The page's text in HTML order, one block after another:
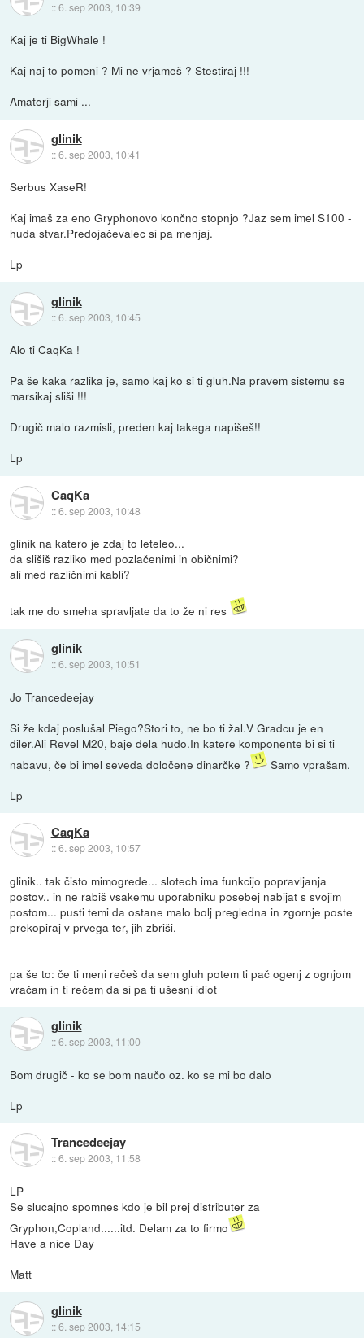
::6. sep 2003, 10:39
Kaj je ti BigWhale !
Kaj naj to pomeni ? Mi ne vrjameš ? Stestiraj !!!
Amaterji sami ...
glinik
::6. sep 2003, 10:41
Serbus XaseR!
Kaj imaš za eno Gryphonovo končno stopnjo ?Jaz sem imel S100 -
huda stvar.Predojačevalec si pa menjaj.
Lp
glinik
::6. sep 2003, 10:45
Alo ti CaqKa !
Pa še kaka razlika je, samo kaj ko si ti gluh.Na pravem sistemu se
marsikaj sliši !!!
Drugič malo razmisli, preden kaj takega napišeš!!
Lp
CaqKa
::6. sep 2003, 10:48
glinik na katero je zdaj to leteleo...
da slišiš razliko med pozlačenimi in običnimi?
ali med različnimi kabli?
tak me do smeha spravljate da to že ni res
glinik
::6. sep 2003, 10:51
Jo Trancedeejay
Si že kdaj poslušal Piego?Stori to, ne bo ti žal.V Gradcu je en
diler.Ali Revel M20, baje dela hudo.In katere komponente bi si ti
nabavu, če bi imel seveda določene dinarčke ?
Samo vprašam.
Lp
CaqKa
::6. sep 2003, 10:57
glinik.. tak čisto mimogrede... slotech ima funkcijo popravljanja
postov.. in ne rabiš vsakemu uporabniku posebej nabijat s svojim
postom... pusti temi da ostane malo bolj pregledna in zgornje poste
prekopiraj v prvega ter, jih zbriši.
pa še to: če ti meni rečeš da sem gluh potem ti pač ogenj z ognjom
vračam in ti rečem da si pa ti ušesni idiot
glinik
::6. sep 2003, 11:00
Bom drugič - ko se bom naučo oz. ko se mi bo dalo
Lp
Trancedeejay
::6. sep 2003, 11:58
LP
Se slucajno spomnes kdo je bil prej distributer za
Gryphon,Copland......itd. Delam za to firmo
Have a nice Day
Matt
glinik
::6. sep 2003, 14:15